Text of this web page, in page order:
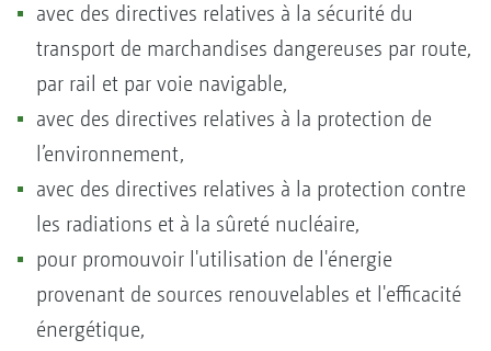
avec des directives relatives à la sécurité du
transport de marchandises dangereuses par route,
par rail et par voie navigable,
avec des directives relatives à la protection de
l’environnement,
avec des directives relatives à la protection contre
les radiations et à la sûreté nucléaire,
pour promouvoir l'utilisation de l'énergie
provenant de sources renouvelables et l'efficacité
énergétique,